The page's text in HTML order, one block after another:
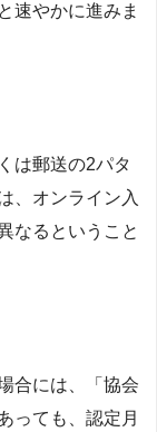
速やかに進みま
は郵送の2パタ
、オンライン入
なるということ
合には、「協会
っても、認定月